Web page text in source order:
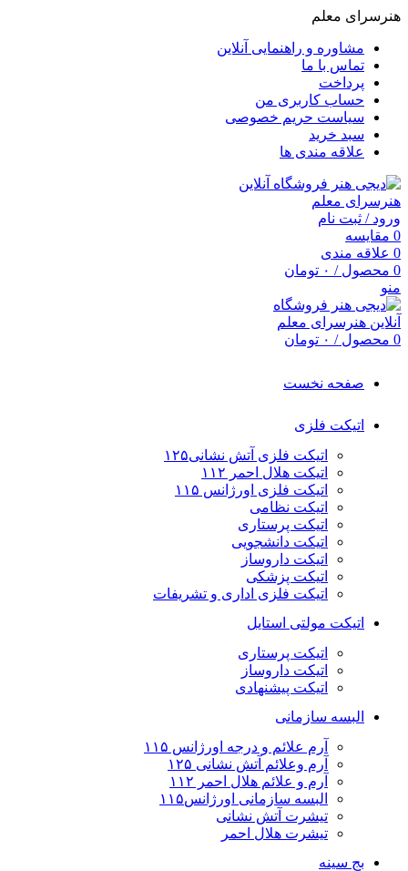
هنرسرای معلم
مشاوره و راهنمایی آنلاین
تماس با ما
پرداخت
حساب کاربری من
سیاست حریم خصوصی
سبد خرید
علاقه مندی ها
ورود / ثبت نام
0 مقایسه
0 علاقه مندی
0 محصول / ۰ تومان
منو
0 محصول / ۰ تومان
صفحه نخست
اتیکت فلزی
اتیکت فلزی آتش نشانی۱۲۵
اتیکت هلال احمر ۱۱۲
اتیکت فلزی اورژانس ۱۱۵
اتیکت نظامی
اتیکت پرستاری
اتیکت دانشجویی
اتیکت داروساز
اتیکت پزشکی
اتیکت فلزی اداری و تشریفات
اتیکت مولتی استایل
اتیکت پرستاری
اتیکت داروساز
اتیکت پیشنهادی
البسه سازمانی
آرم علائم و درجه اورژانس ۱۱۵
آرم وعلائم آتش نشانی ۱۲۵
آرم و علائم هلال احمر ۱۱۲
البسه سازمانی اورژانس۱۱۵
تیشرت آتش نشانی
تیشرت هلال احمر
بج سینه